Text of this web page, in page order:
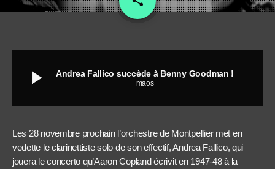
play_arrow Andrea Fallico succède à Benny Goodman !
maos
Les 28 novembre prochain l’orchestre de Montpellier met en
vedette le clarinettiste solo de son effectif, Andrea Fallico, qui
jouera le concerto qu’Aaron Copland écrivit en 1947-48 à la